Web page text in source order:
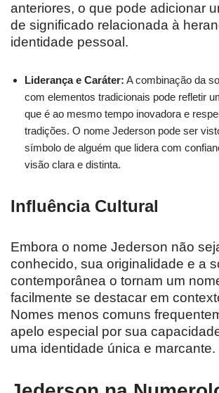
anteriores, o que pode adicionar
de significado relacionada à
identidade pessoal.
Liderança e Caráter: A combinação da
com elementos tradicionais pode refletir
que é ao mesmo tempo inovadora e
tradições. O nome Jederson pode ser
símbolo de alguém que lidera com
visão clara e distinta.
Influência Cultural
Embora o nome Jederson não
conhecido, sua originalidade e a
contemporânea o tornam um
facilmente se destacar em
Nomes menos comuns
apelo especial por sua
uma identidade única e marcante.